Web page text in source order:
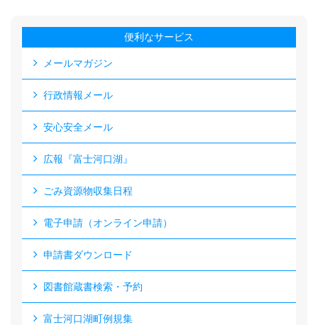
便利なサービス
メールマガジン
行政情報メール
安心安全メール
広報『富士河口湖』
ごみ資源物収集日程
電子申請（オンライン申請）
申請書ダウンロード
図書館蔵書検索・予約
富士河口湖町例規集